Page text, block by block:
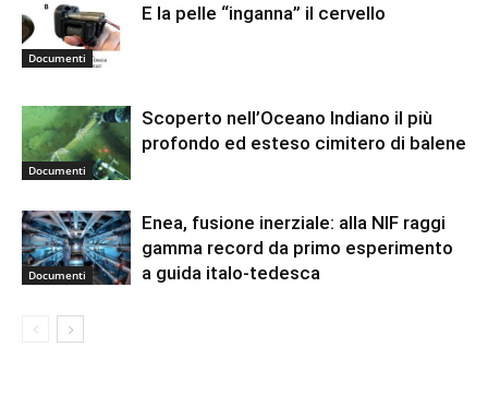
Documenti
E la pelle “inganna” il cervello
Documenti
Scoperto nell’Oceano Indiano il più
profondo ed esteso cimitero di balene
Documenti
Enea, fusione inerziale: alla NIF raggi
gamma record da primo esperimento
a guida italo-tedesca